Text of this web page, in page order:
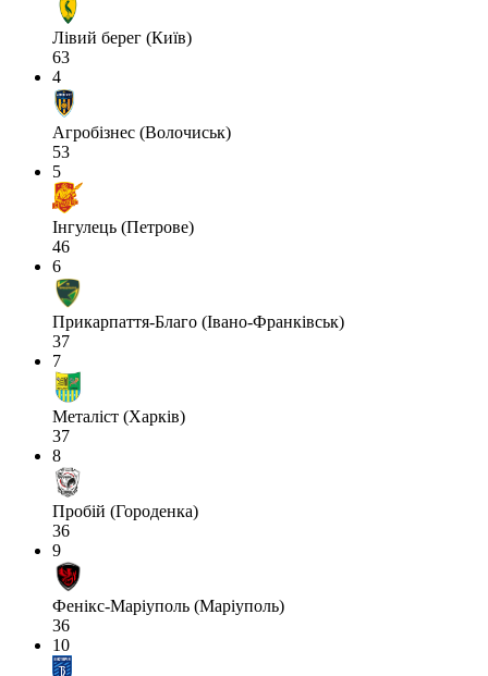
Лівий берег (Київ)
63
4
Агробізнес (Волочиськ)
53
5
Інгулець (Петрове)
46
6
Прикарпаття-Благо (Івано-Франківськ)
37
7
Металіст (Харків)
37
8
Пробій (Городенка)
36
9
Фенікс-Маріуполь (Маріуполь)
36
10